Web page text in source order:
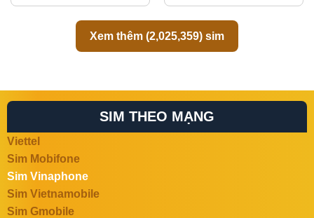
Xem thêm (2,025,359) sim
SIM THEO MẠNG
Viettel
Sim Mobifone
Sim Vinaphone
Sim Vietnamobile
Sim Gmobile